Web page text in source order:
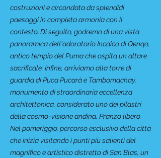
costruzioni e circondata da splendidi
paesaggi in completa armonia con il
contesto. Di seguito, godremo di una vista
panoramica dell'adoratorio Incaico di Qenqo,
antico tempio del Puma che ospita un altare
sacrificale. Infine, arriviamo alla torre di
guardia di Puca Pucarà e Tambomachay,
monumento di straordinaria eccellenza
architettonica, considerato uno dei pilastri
della cosmo-visione andina. Pranzo libero.
Nel pomeriggio, percorso esclusivo della città
che inizia visitando i punti più salienti del
magnifico e artistico distretto di San Blas, un